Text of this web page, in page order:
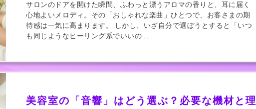
サロンのドアを開けた瞬間、ふわっと漂うアロマの香りと、耳に届く
心地よいメロディ。その「おしゃれな楽曲」ひとつで、お客さまの期
待感は一気に高まります。 しかし、いざ自分で選ぼうとすると「いつ
も同じようなヒーリング系でいいの …
美容室の「音響」はどう選ぶ？必要な機材と理